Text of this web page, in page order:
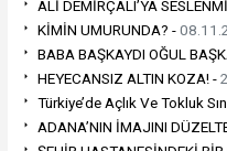
ALİ DEMİRÇALI’YA
KİMİN UMURUNDA? -
BABA BAŞKAYDI OĞUL
HEYECANSIZ ALTIN KOZA! -
Türkiye’de Açlık Ve Tokluk
ADANA’NIN İMAJINI